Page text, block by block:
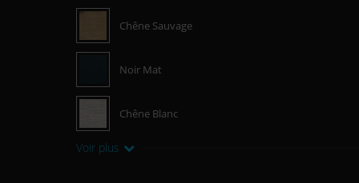
Chêne Sauvage
Noir Mat
Chêne Blanc
Voir plus